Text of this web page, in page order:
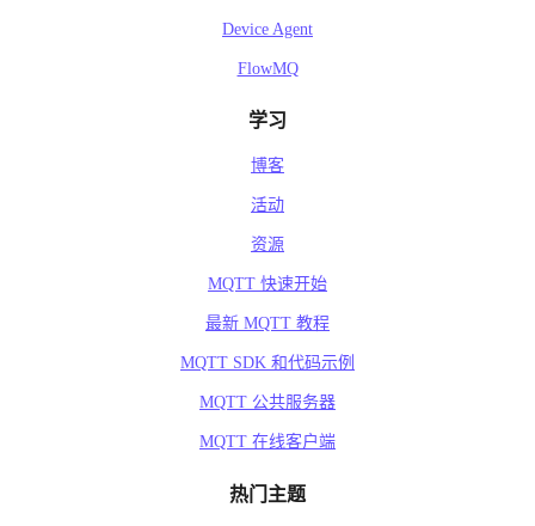
Device Agent
FlowMQ
学习
博客
活动
资源
MQTT 快速开始
最新 MQTT 教程
MQTT SDK 和代码示例
MQTT 公共服务器
MQTT 在线客户端
热门主题